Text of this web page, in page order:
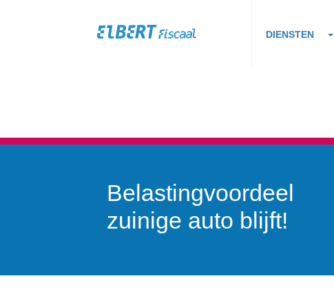
DIENSTEN
Belastingvoordeel
zuinige auto blijft!